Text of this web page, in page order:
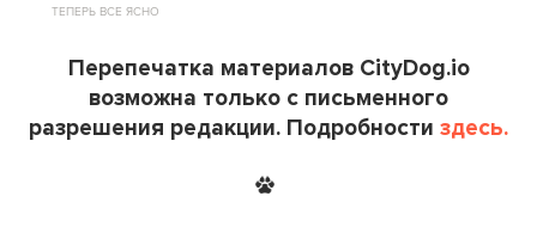
ТЕПЕРЬ ВСЕ ЯСНО
Перепечатка материалов CityDog.io
возможна только с письменного
разрешения редакции. Подробности здесь.